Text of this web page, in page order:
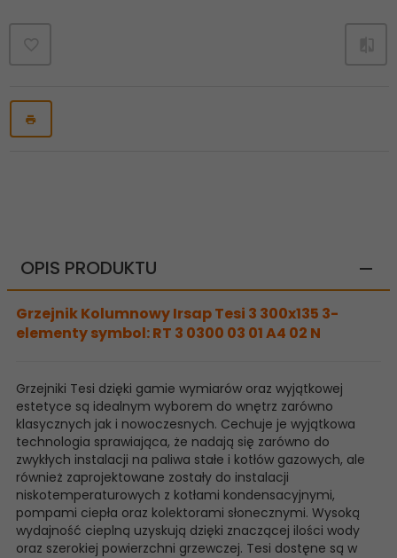
OPIS PRODUKTU
Grzejnik Kolumnowy Irsap Tesi 3 300x135 3-
elementy symbol: RT 3 0300 03 01 A4 02 N
Grzejniki Tesi dzięki gamie wymiarów oraz wyjątkowej
estetyce są idealnym wyborem do wnętrz zarówno
klasycznych jak i nowoczesnych. Cechuje je wyjątkowa
technologia sprawiająca, że nadają się zarówno do
zwykłych instalacji na paliwa stałe i kotłów gazowych, ale
również zaprojektowane zostały do instalacji
niskotemperaturowych z kotłami kondensacyjnymi,
pompami ciepła oraz kolektorami słonecznymi. Wysoką
wydajność cieplną uzyskują dzięki znaczącej ilości wody
oraz szerokiej powierzchni grzewczej. Tesi dostęne są w